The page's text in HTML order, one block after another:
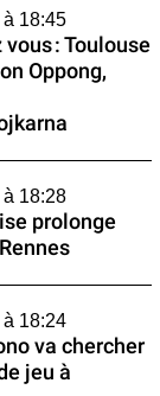
18:45
: Toulouse
Oppong,
18:28
prolonge
18:24
va chercher
jeu à